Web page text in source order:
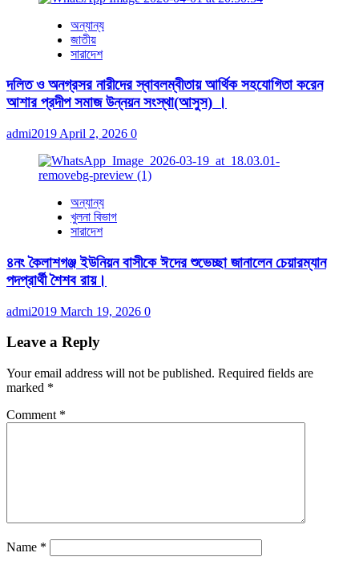
অন্যান্য
জাতীয়
সারাদেশ
দলিত ও অনগ্রসর নারীদের স্বাবলম্বীতায় আর্থিক সহযোগিতা করেন
আশার প্রদীপ সমাজ উন্নয়ন সংস্থা(আসুস) ।
admi2019 April 2, 2026 0
অন্যান্য
খুলনা বিভাগ
সারাদেশ
৪নং কৈলাশগঞ্জ ইউনিয়ন বাসীকে ঈদের শুভেচ্ছা জানালেন চেয়ারম্যান
পদপ্রার্থী শৈশব রায়।
admi2019 March 19, 2026 0
Leave a Reply
Your email address will not be published. Required fields are
marked *
Comment *
Name *